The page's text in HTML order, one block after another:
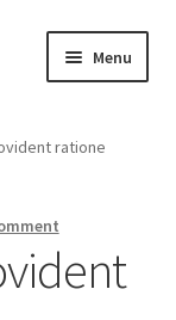
Menu
ratione